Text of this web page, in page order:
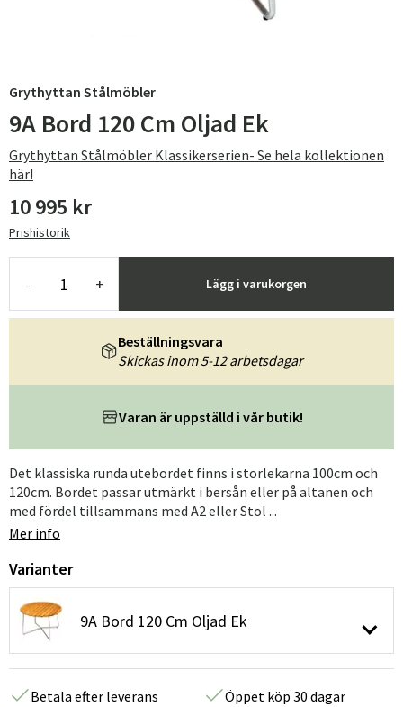
Grythyttan Stålmöbler
9A Bord 120 Cm Oljad Ek
Grythyttan Stålmöbler Klassikerserien- Se hela kollektionen
här!
10 995 kr
Prishistorik
- + Lägg i varukorgen
Varan är uppställd i vår butik!
Beställningsvara
Skickas inom 5-12 arbetsdagar
Det klassiska runda utebordet finns i storlekarna 100cm och
120cm. Bordet passar utmärkt i bersån eller på altanen och
med fördel tillsammans med A2 eller Stol ...
Mer info
Varianter
9A Bord 120 Cm Oljad Ek
Betala efter leverans
Öppet köp 30 dagar